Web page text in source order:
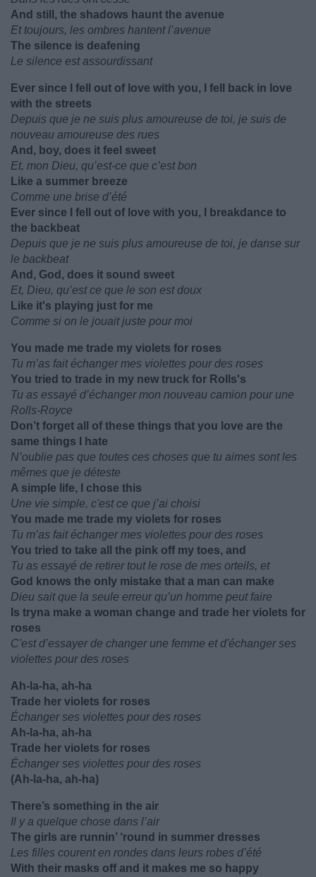
And still, the shadows haunt the avenue
Et toujours, les ombres hantent l’avenue
The silence is deafening
Le silence est assourdissant
Ever since I fell out of love with you, I fell back in love
with the streets
Depuis que je ne suis plus amoureuse de toi, je suis de
nouveau amoureuse des rues
And, boy, does it feel sweet
Et, mon Dieu, qu’est-ce que c’est bon
Like a summer breeze
Comme une brise d’été
Ever since I fell out of love with you, I breakdance to
the backbeat
Depuis que je ne suis plus amoureuse de toi, je danse sur
le backbeat
And, God, does it sound sweet
Et, Dieu, qu’est ce que le son est doux
Like it's playing just for me
Comme si on le jouait juste pour moi
You made me trade my violets for roses
Tu m’as fait échanger mes violettes pour des roses
You tried to trade in my new truck for Rolls's
Tu as essayé d’échanger mon nouveau camion pour une
Rolls-Royce
Don’t forget all of these things that you love are the
same things I hate
N’oublie pas que toutes ces choses que tu aimes sont les
mêmes que je déteste
A simple life, I chose this
Une vie simple, c'est ce que j’ai choisi
You made me trade my violets for roses
Tu m’as fait échanger mes violettes pour des roses
You tried to take all the pink off my toes, and
Tu as essayé de retirer tout le rose de mes orteils, et
God knows the only mistake that a man can make
Dieu sait que la seule erreur qu’un homme peut faire
Is tryna make a woman change and trade her violets for
roses
C'est d’essayer de changer une femme et d'échanger ses
violettes pour des roses
Ah-la-ha, ah-ha
Trade her violets for roses
Échanger ses violettes pour des roses
Ah-la-ha, ah-ha
Trade her violets for roses
Échanger ses violettes pour des roses
(Ah-la-ha, ah-ha)
There’s something in the air
Il y a quelque chose dans l’air
The girls are runnin’ ‘round in summer dresses
Les filles courent en rondes dans leurs robes d’été
With their masks off and it makes me so happy